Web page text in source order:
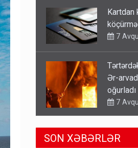
Ər-
oğurladı
Əhaliyə
7
Gedişi
Tbilisi-
SON XƏBƏRLƏR